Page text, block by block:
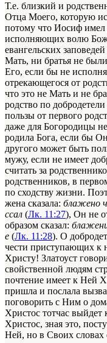
Т.е. близкий и
Отца Моего, которую
потому что Иосиф
исполняющих волю
евангельских
Мать, ни братья не
Его, если бы не
отрекающегося от
что это не Мать и не
родство по
пользы от первого
даже для Богородицы
родила Бога, если бы
другого может быть
мужу, если не имеет
считать за
родственников, в
по сходству жизни.
жена сказала: блажено
ссал (Лк. 11:27), Он не
образом сказал:
е (Лк. 11:28). О
чести приступающих к
Христу! Златоуст
свойственной людям
почтение имеет к Ней
пришла и послала
поговорить с Ним о
Христос тотчас выйдет
Христос, зная это,
Ней, но в Своих словах